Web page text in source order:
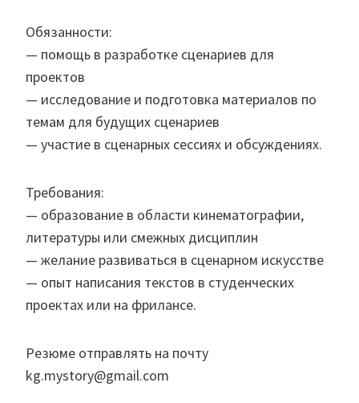
Обязанности:
— помощь в разработке сценариев для
проектов
— исследование и подготовка материалов по
темам для будущих сценариев
— участие в сценарных сессиях и обсуждениях.
Требования:
— образование в области кинематографии,
литературы или смежных дисциплин
— желание развиваться в сценарном искусстве
— опыт написания текстов в студенческих
проектах или на фрилансе.
Резюме отправлять на почту
kg.mystory@gmail.com